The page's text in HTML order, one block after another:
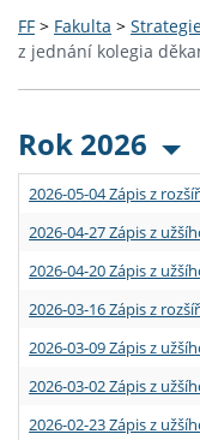
FF > Fakulta >
z jednání kolegia
Rok 2026
2026-05-04 Zápis z
2026-04-27 Zápis z
2026-04-20 Zápis z
2026-03-16 Zápis z
2026-03-09 Zápis z
2026-03-02 Zápis z
2026-02-23 Zápis z